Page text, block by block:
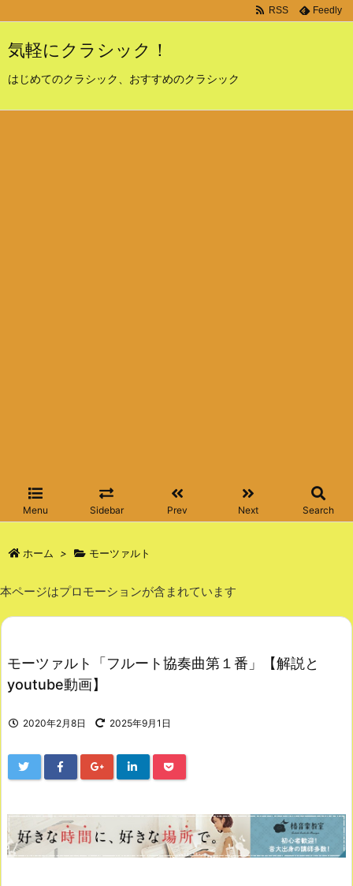
気軽にクラシック！
はじめてのクラシック、おすすめのクラシック
Menu Sidebar Prev Next Search
RSS Feedly
ホーム > モーツァルト
本ページはプロモーションが含まれています
モーツァルト「フルート協奏曲第１番」【解説と
youtube動画】
2020年2月8日 2025年9月1日